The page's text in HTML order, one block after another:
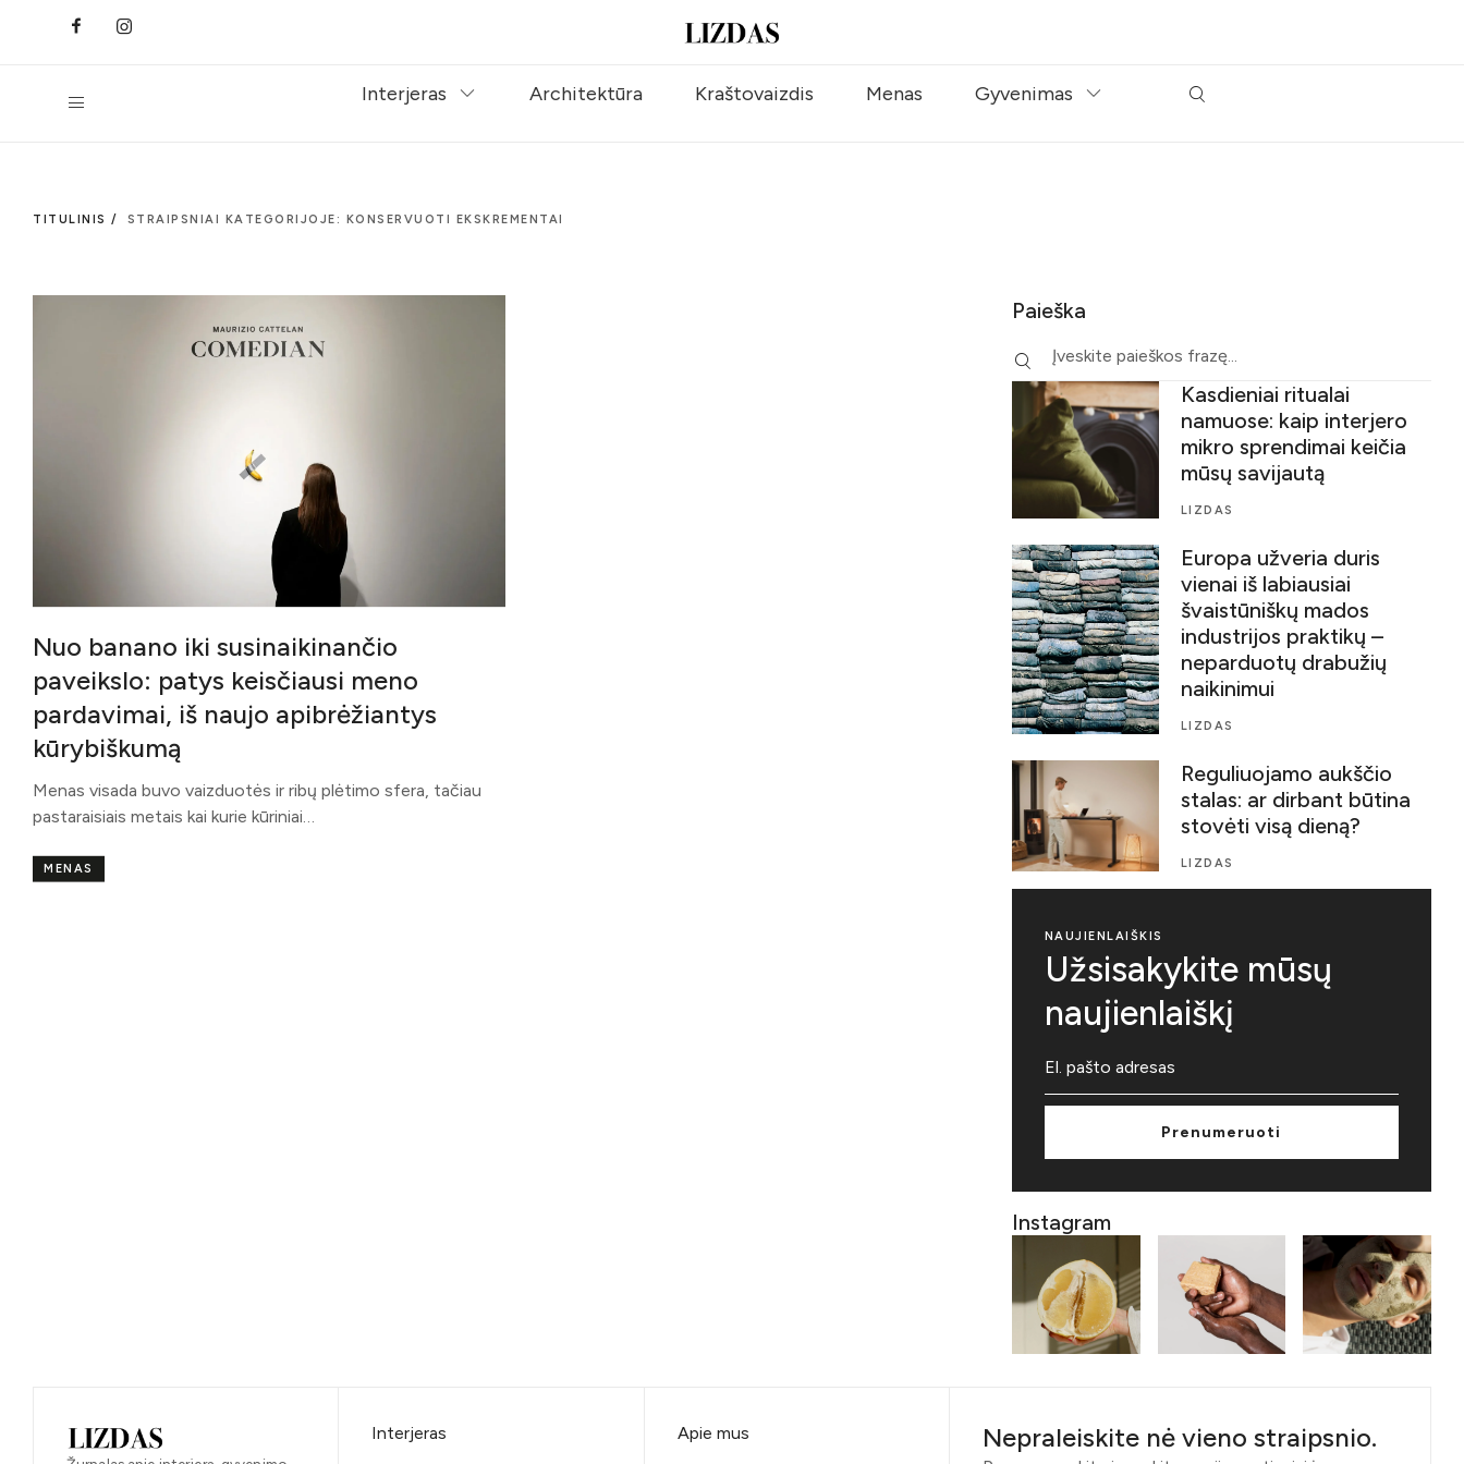
Interjeras Architektūra Kraštovaizdis Menas Gyvenimas
TITULINIS / STRAIPSNIAI KATEGORIJOJE: KONSERVUOTI EKSKREMENTAI
Nuo banano iki susinaikinančio
paveikslo: patys keisčiausi meno
pardavimai, iš naujo apibrėžiantys
kūrybiškumą
Menas visada buvo vaizduotės ir ribų plėtimo sfera, tačiau
pastaraisiais metais kai kurie kūriniai…
MENAS
Paieška
Kasdieniai ritualai
namuose: kaip interjero
mikro sprendimai keičia
mūsų savijautą
LIZDAS
Europa užveria duris
vienai iš labiausiai
švaistūniškų mados
industrijos praktikų –
neparduotų drabužių
naikinimui
LIZDAS
Reguliuojamo aukščio
stalas: ar dirbant būtina
stovėti visą dieną?
LIZDAS
NAUJIENLAIŠKIS
Užsisakykite mūsų
naujienlaiškį
Prenumeruoti
Instagram
Interjeras Apie mus Nepraleiskite nė vieno straipsnio.